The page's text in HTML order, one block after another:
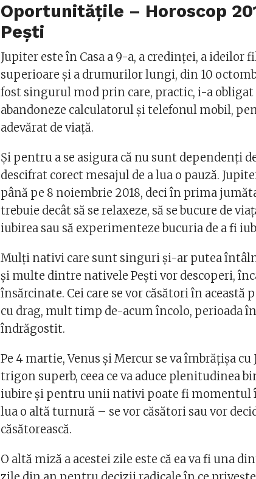
Oportunităţile – Horoscop
Pești
Jupiter este în Casa a 9-a, a credinței, a ideilor
superioare și a drumurilor lungi, din 10
fost singurul mod prin care, practic, i-a obligat
abandoneze calculatorul şi telefonul mobil,
adevărat de viaţă.
Şi pentru a se asigura că nu sunt dependenţi
descifrat corect mesajul de a lua o pauză.
până pe 8 noiembrie 2018, deci în prima
trebuie decât să se relaxeze, să se bucure de
iubirea sau să experimenteze bucuria de a fi
Mulţi nativi care sunt singuri şi-ar putea
şi multe dintre nativele Peşti vor descoperi,
însărcinate. Cei care se vor căsători în această
cu drag, mult timp de-acum încolo, perioada
îndrăgostit.
Pe 4 martie, Venus și Mercur se va îmbrăţişa
trigon superb, ceea ce va aduce plenitudinea
iubire şi pentru unii nativi poate fi momentul
lua o altă turnură – se vor căsători sau vor
căsătorească.
O altă miză a acestei zile este că ea va fi una